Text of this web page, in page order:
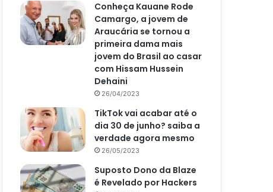
Conheça Kauane Rode
Camargo, a jovem de
Araucária se tornou a
primeira dama mais
jovem do Brasil ao casar
com Hissam Hussein
Dehaini
26/04/2023
TikTok vai acabar até o
dia 30 de junho? saiba a
verdade agora mesmo
26/05/2023
Suposto Dono da Blaze
é Revelado por Hackers